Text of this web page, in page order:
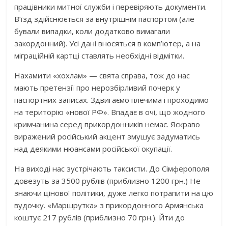
працівники митної служби і перевіряють документи.
В’їзд здійснюється за внутрішнім паспортом (але
бували випадки, коли додатково вимагали
закордонний). Усі дані вносяться в комп’ютер, а на
міграційній картці ставлять необхідні відмітки.
Нахамити «хохлам» — свята справа, тож до нас
мають претензії про нерозбірливий почерк у
паспортних записах. Здвигаємо плечима і проходимо
на територію «нової РФ». Впадає в очі, що жодного
кримчанина серед прикордонників немає. Яскраво
виражений російський акцент змушує задуматись
над деякими нюансами російської окупації.
На виході нас зустрічають таксисти. До Сімферополя
довезуть за 3500 рублів (приблизно 1200 грн.) Не
знаючи цінової політики, дуже легко потрапити на цю
вудочку. «Маршрутка» з прикордонного Армянська
коштує 217 рублів (приблизно 70 грн.). Йти до